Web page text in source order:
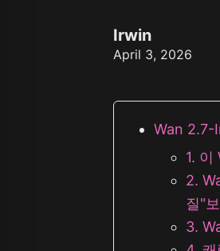
Irwin
April 3, 2026
Wan 2.7-
1.
2.
질"
3.